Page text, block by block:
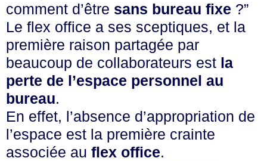
comment d’être sans bureau fixe ?”
Le flex office a ses sceptiques, et la
première raison partagée par
beaucoup de collaborateurs est la
perte de l’espace personnel au
bureau.
En effet, l’absence d’appropriation de
l’espace est la première crainte
associée au flex office.